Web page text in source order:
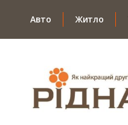
Авто Житло